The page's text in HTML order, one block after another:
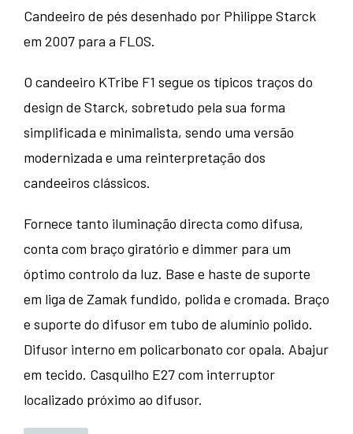
Candeeiro de pés desenhado por Philippe Starck
em 2007 para a FLOS.
O candeeiro KTribe F1 segue os típicos traços do
design de Starck, sobretudo pela sua forma
simplificada e minimalista, sendo uma versão
modernizada e uma reinterpretação dos
candeeiros clássicos.
Fornece tanto iluminação directa como difusa,
conta com braço giratório e dimmer para um
óptimo controlo da luz. Base e haste de suporte
em liga de Zamak fundido, polida e cromada. Braço
e suporte do difusor em tubo de alumínio polido.
Difusor interno em policarbonato cor opala. Abajur
em tecido. Casquilho E27 com interruptor
localizado próximo ao difusor.